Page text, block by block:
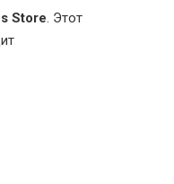
Store. Этот